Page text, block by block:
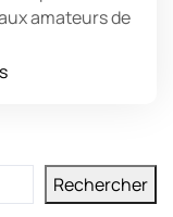
amateurs de
Rechercher